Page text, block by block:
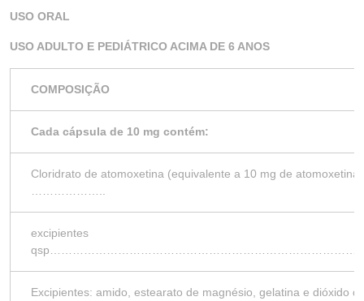
USO ORAL
USO ADULTO E PEDIÁTRICO ACIMA DE 6 ANOS
COMPOSIÇÃO
Cada cápsula de 10 mg contém:
Cloridrato de atomoxetina (equivalente a 10 mg de atomoxetina)
excipientes
Excipientes: amido, estearato de magnésio, gelatina e dióxido